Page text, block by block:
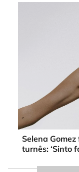
Selena
turnês: ‘Sinto